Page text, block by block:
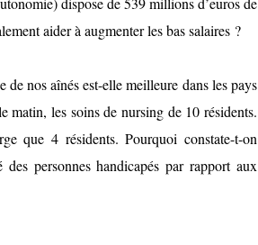
aider à augmenter les bas salaires ?
nos aînés est-elle meilleure dans les pays
matin, les soins de nursing de 10 résidents.
que 4 résidents. Pourquoi constate-t-on
personnes handicapés par rapport aux